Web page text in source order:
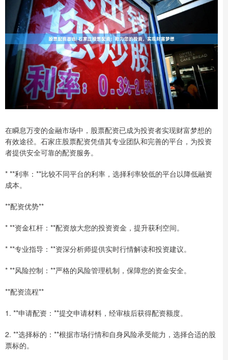
在瞬息万变的金融市场中，股票配资已成为投资者实现财富梦想的
有效途径。石家庄股票配资凭借其专业团队和完善的平台，为投资
者提供安全可靠的配资服务。
* **利率：**比较不同平台的利率，选择利率较低的平台以降低融资
成本。
**配资优势**
* **资金杠杆：**配资放大您的投资资金，提升获利空间。
* **专业指导：**资深分析师提供实时行情解读和投资建议。
* **风险控制：**严格的风险管理机制，保障您的资金安全。
**配资流程**
1. **申请配资：**提交申请材料，经审核后获得配资额度。
2. **选择标的：**根据市场行情和自身风险承受能力，选择合适的股
票标的。